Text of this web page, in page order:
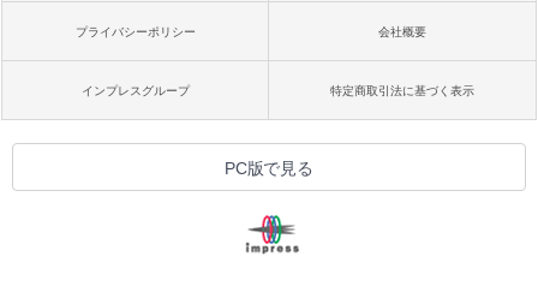
プライバシーポリシー 会社概要
インプレスグループ 特定商取引法に基づく表示
PC版で見る